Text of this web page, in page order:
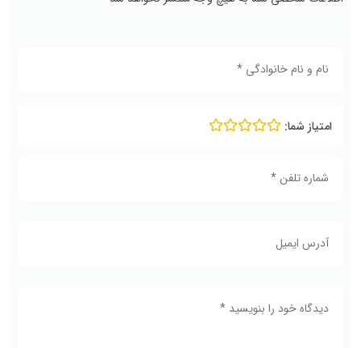
امتیاز شما: